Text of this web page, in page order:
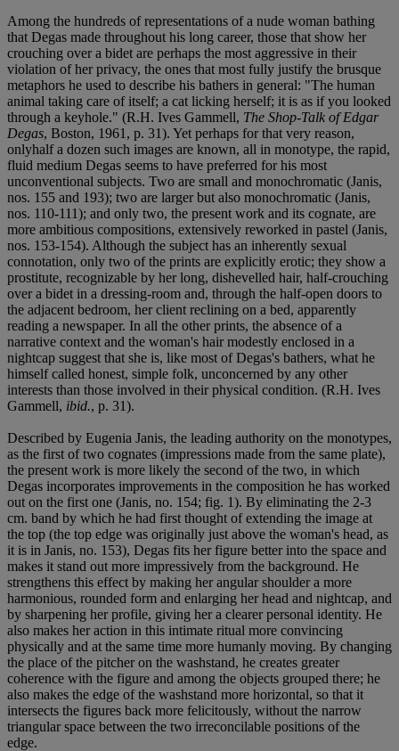
Among the hundreds of representations of a nude woman bathing
that Degas made throughout his long career, those that show her
crouching over a bidet are perhaps the most aggressive in their
violation of her privacy, the ones that most fully justify the brusque
metaphors he used to describe his bathers in general: "The human
animal taking care of itself; a cat licking herself; it is as if you looked
through a keyhole." (R.H. Ives Gammell, The Shop-Talk of Edgar
Degas, Boston, 1961, p. 31). Yet perhaps for that very reason,
onlyhalf a dozen such images are known, all in monotype, the rapid,
fluid medium Degas seems to have preferred for his most
unconventional subjects. Two are small and monochromatic (Janis,
nos. 155 and 193); two are larger but also monochromatic (Janis,
nos. 110-111); and only two, the present work and its cognate, are
more ambitious compositions, extensively reworked in pastel (Janis,
nos. 153-154). Although the subject has an inherently sexual
connotation, only two of the prints are explicitly erotic; they show a
prostitute, recognizable by her long, dishevelled hair, half-crouching
over a bidet in a dressing-room and, through the half-open doors to
the adjacent bedroom, her client reclining on a bed, apparently
reading a newspaper. In all the other prints, the absence of a
narrative context and the woman's hair modestly enclosed in a
nightcap suggest that she is, like most of Degas's bathers, what he
himself called honest, simple folk, unconcerned by any other
interests than those involved in their physical condition. (R.H. Ives
Gammell, ibid., p. 31).
Described by Eugenia Janis, the leading authority on the monotypes,
as the first of two cognates (impressions made from the same plate),
the present work is more likely the second of the two, in which
Degas incorporates improvements in the composition he has worked
out on the first one (Janis, no. 154; fig. 1). By eliminating the 2-3
cm. band by which he had first thought of extending the image at
the top (the top edge was originally just above the woman's head, as
it is in Janis, no. 153), Degas fits her figure better into the space and
makes it stand out more impressively from the background. He
strengthens this effect by making her angular shoulder a more
harmonious, rounded form and enlarging her head and nightcap, and
by sharpening her profile, giving her a clearer personal identity. He
also makes her action in this intimate ritual more convincing
physically and at the same time more humanly moving. By changing
the place of the pitcher on the washstand, he creates greater
coherence with the figure and among the objects grouped there; he
also makes the edge of the washstand more horizontal, so that it
intersects the figures back more felicitously, without the narrow
triangular space between the two irreconcilable positions of the
edge.